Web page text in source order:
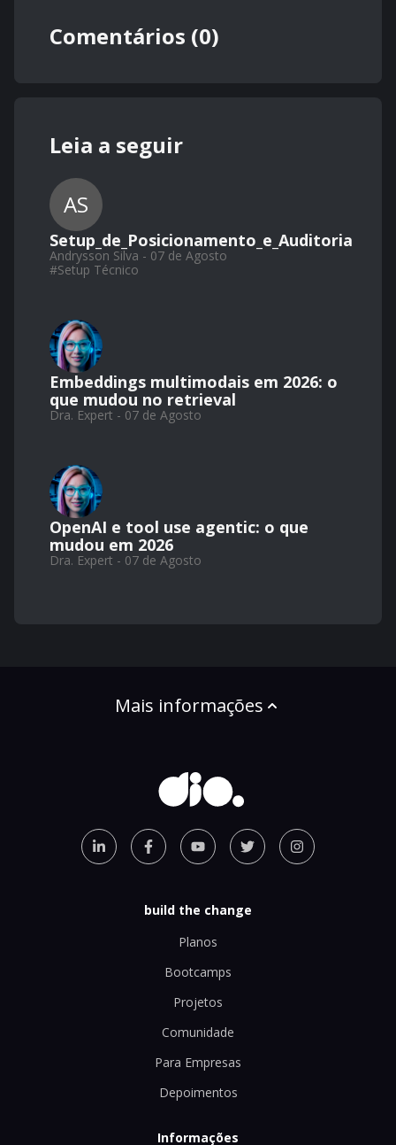
Comentários (0)
Leia a seguir
AS
Setup_de_Posicionamento_e_Auditoria
Andrysson Silva - 07 de Agosto
#Setup Técnico
Embeddings multimodais em 2026: o
que mudou no retrieval
Dra. Expert - 07 de Agosto
OpenAI e tool use agentic: o que
mudou em 2026
Dra. Expert - 07 de Agosto
Mais informações
build the change
Planos
Bootcamps
Projetos
Comunidade
Para Empresas
Depoimentos
Informações